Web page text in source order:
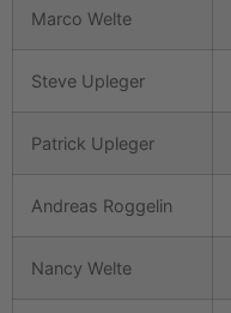
Marco Welte
Steve Upleger
Patrick Upleger
Andreas Roggelin
Nancy Welte